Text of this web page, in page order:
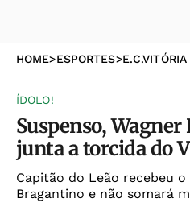
HOME>ESPORTES>E.C.VITÓRIA
ÍDOLO!
Suspenso, Wagner
junta a torcida do
Capitão do Leão recebeu
Bragantino e não somará